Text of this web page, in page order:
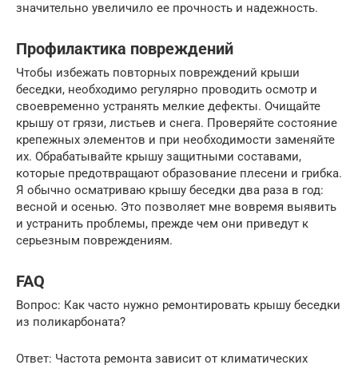
значительно увеличило ее прочность и надежность.
Профилактика повреждений
Чтобы избежать повторных повреждений крыши
беседки, необходимо регулярно проводить осмотр и
своевременно устранять мелкие дефекты. Очищайте
крышу от грязи, листьев и снега. Проверяйте состояние
крепежных элементов и при необходимости заменяйте
их. Обрабатывайте крышу защитными составами,
которые предотвращают образование плесени и грибка.
Я обычно осматриваю крышу беседки два раза в год:
весной и осенью. Это позволяет мне вовремя выявить
и устранить проблемы, прежде чем они приведут к
серьезным повреждениям.
FAQ
Вопрос: Как часто нужно ремонтировать крышу беседки
из поликарбоната?
Ответ: Частота ремонта зависит от климатических